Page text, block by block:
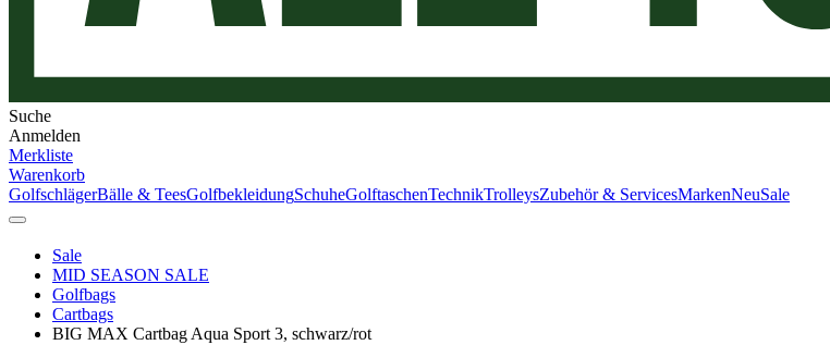
Suche
Anmelden
Merkliste
Warenkorb
GolfschlägerBälle & TeesGolfbekleidungSchuheGolftaschenTechnikTrolleysZubehör & ServicesMarkenNeuSale
Sale
MID SEASON SALE
Golfbags
Cartbags
BIG MAX Cartbag Aqua Sport 3, schwarz/rot